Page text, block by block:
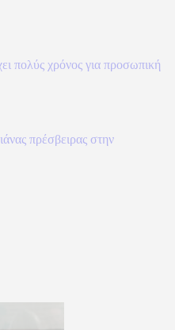
πολύς χρόνος για προσωπική
πρέσβειρας στην